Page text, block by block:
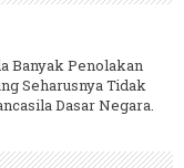
Banyak Penolakan
Seharusnya Tidak
Dasar Negara.